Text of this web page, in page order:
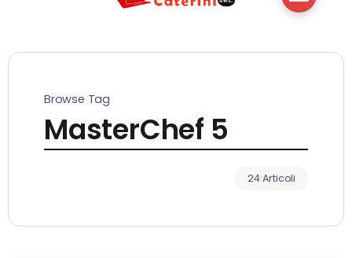
Browse Tag
MasterChef 5
24 Articoli